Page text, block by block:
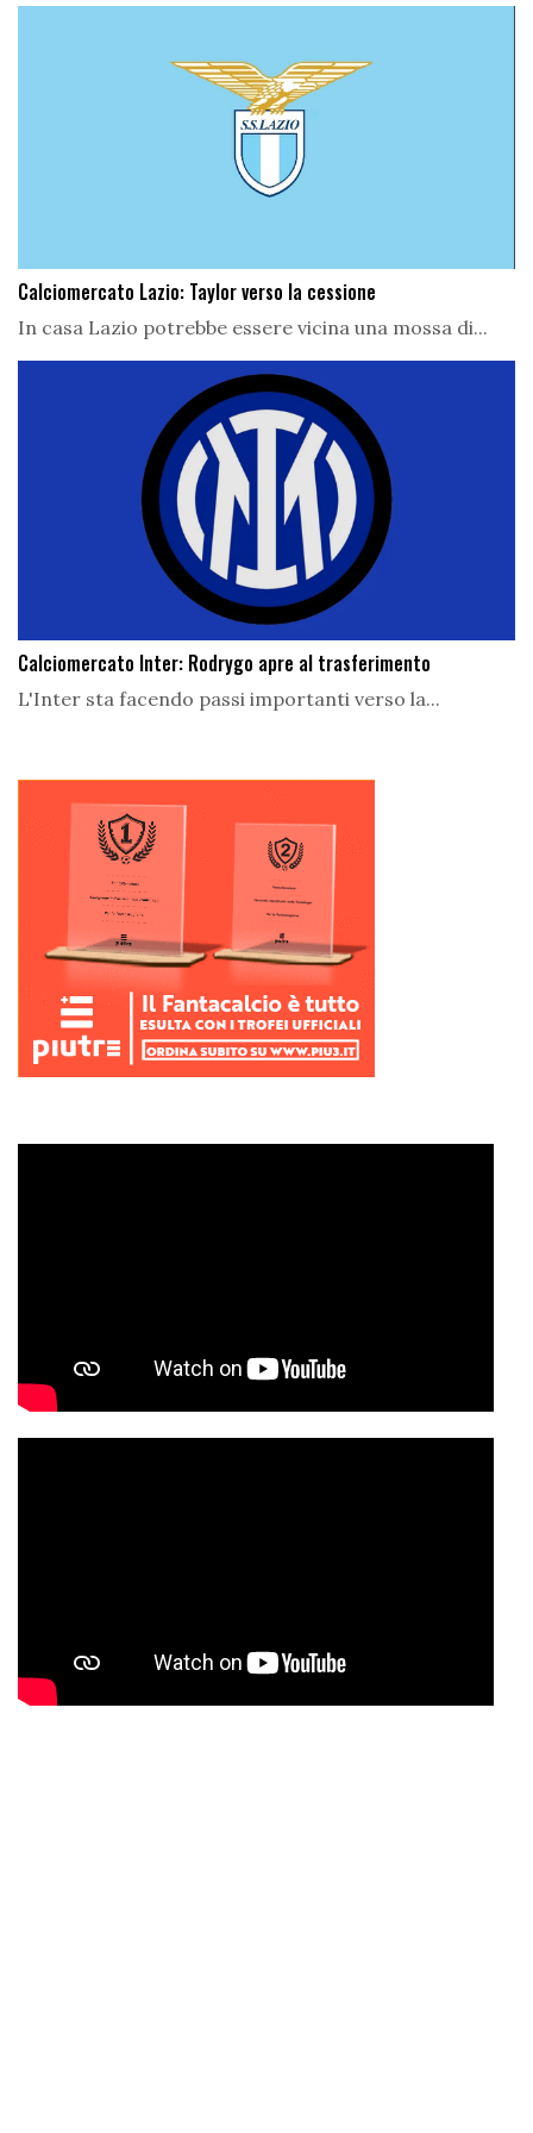
Calciomercato Lazio: Taylor verso la cessione
In casa Lazio potrebbe essere vicina una mossa di...
Calciomercato Inter: Rodrygo apre al trasferimento
L'Inter sta facendo passi importanti verso la...